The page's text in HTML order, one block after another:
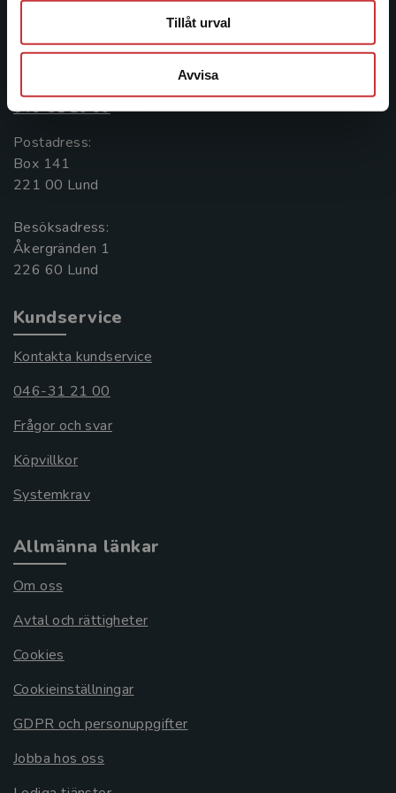
Tillåt urval
Avvisa
046-31 20 00
Postadress:
Box 141
221 00 Lund
Besöksadress:
Åkergränden 1
Kundservice
Kontakta kundservice
046-31 21 00
Frågor och svar
Köpvillkor
Systemkrav
Allmänna länkar
Om oss
Avtal och rättigheter
Cookies
Cookieinställningar
GDPR och personuppgifter
Jobba hos oss